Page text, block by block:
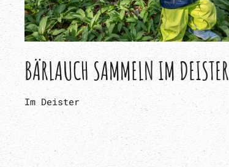
BÄRLAUCH SAMMELN IM DEISTER
Im Deister